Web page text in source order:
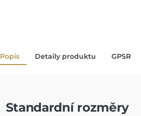
Popis Detaily produktu GPSR
Standardní rozměry